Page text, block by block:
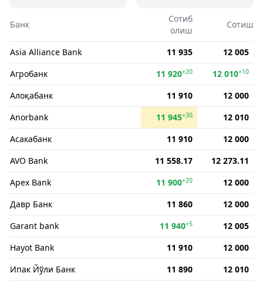
Банк
Сотиб
олиш
Сотиш
Asia Alliance Bank 11 935
12 005
Агробанк
11 920+20 12 010+10
Алоқабанк 11 910
12 000
Anorbank
11 945+30
12 010
Асакабанк
11 910
12 000
AVO Bank
11 558.17
12 273.11
Apex Bank
11 900+20
12 000
Давр Банк
11 860
12 000
Garant bank
11 940+5
12 005
Hayot Bank
11 910
12 000
Ипак Йўли Банк
11 890
12 010